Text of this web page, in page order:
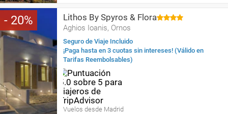
20 Lithos By Spyros & Flora
Aghios Ioanis, Ornos
Seguro de Viaje Incluido
¡Paga hasta en 3 cuotas sin intereses! (Válido en
Tarifas Reembolsables)
Vuelos desde Madrid